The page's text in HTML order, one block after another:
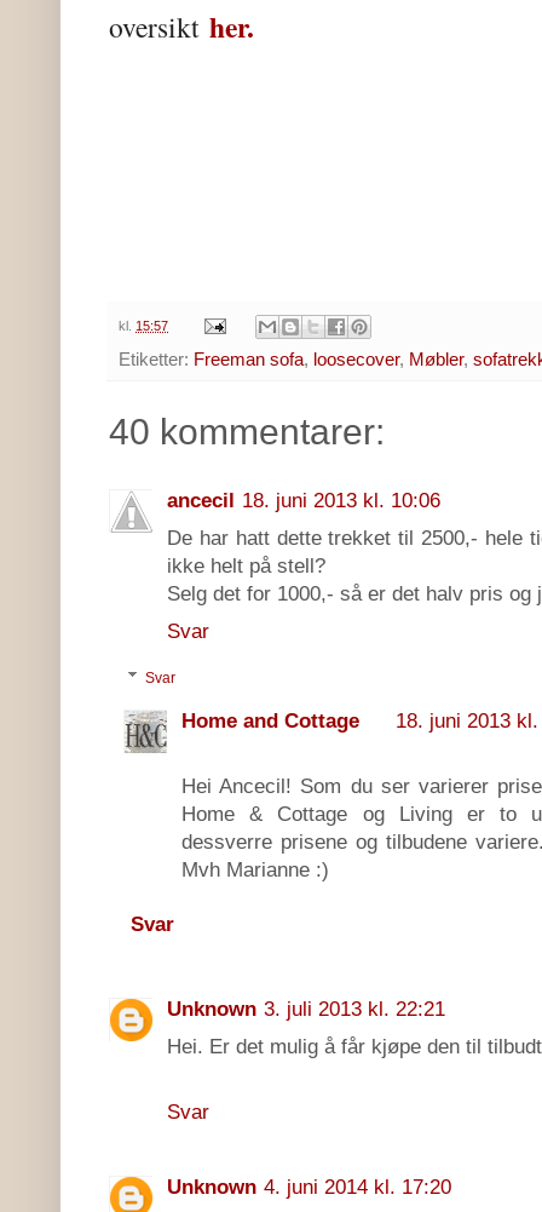
oversikt her.
kl. 15:57
Etiketter: Freeman sofa, loosecover, Møbler,
40 kommentarer:
ancecil 18. juni 2013 kl. 10:06
De har hatt dette trekket til 2500,- hele
ikke helt på stell?
Selg det for 1000,- så er det halv pris
Svar
Svar
Home and Cottage 18. juni 2013
Hei Ancecil! Som du ser varierer
Home & Cottage og Living er to
dessverre prisene og tilbudene
Mvh Marianne :)
Svar
Unknown 3. juli 2013 kl. 22:21
Hei. Er det mulig å får kjøpe den til
Svar
Unknown 4. juni 2014 kl. 17:20